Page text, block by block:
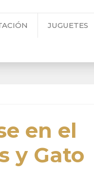
JUGUETES
en el
y Gato